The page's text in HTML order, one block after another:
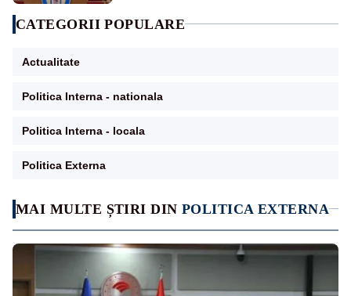
MAI MULTE ȘTIRI DIN POLITICA EXTERNA
CATEGORII POPULARE
Actualitate
Politica Interna - nationala
Politica Interna - locala
Politica Externa